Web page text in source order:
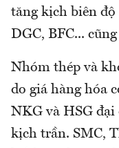
tăng kịch biên
DGC, BFC...
Nhóm thép và
do giá hàng hóa
NKG và HSG đại
kịch trần. SMC,